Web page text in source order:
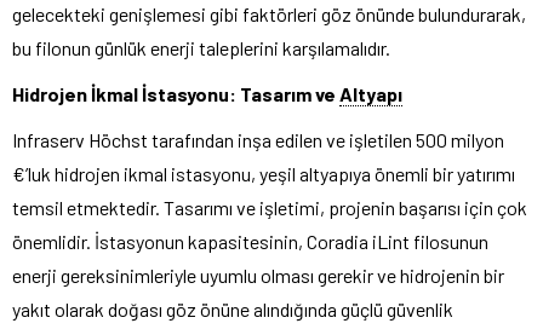
gelecekteki genişlemesi gibi faktörleri göz önünde bulundurarak,
bu filonun günlük enerji taleplerini karşılamalıdır.
Hidrojen İkmal İstasyonu: Tasarım ve Altyapı
Infraserv Höchst tarafından inşa edilen ve işletilen 500 milyon
€’luk hidrojen ikmal istasyonu, yeşil altyapıya önemli bir yatırımı
temsil etmektedir. Tasarımı ve işletimi, projenin başarısı için çok
önemlidir. İstasyonun kapasitesinin, Coradia iLint filosunun
enerji gereksinimleriyle uyumlu olması gerekir ve hidrojenin bir
yakıt olarak doğası göz önüne alındığında güçlü güvenlik